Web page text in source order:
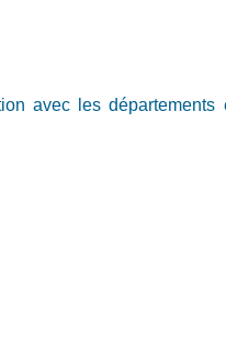
avec les départements